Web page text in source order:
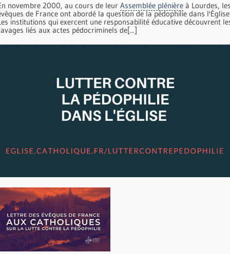
novembre 2000, au cours de leur Assemblée plénière à Lourdes,
de France ont abordé la question de la pédophilie dans
institutions qui exercent une responsabilité éducative découvrent
liés aux actes pédocriminels de[...]